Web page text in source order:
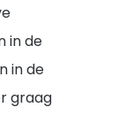
in de
in de
graag